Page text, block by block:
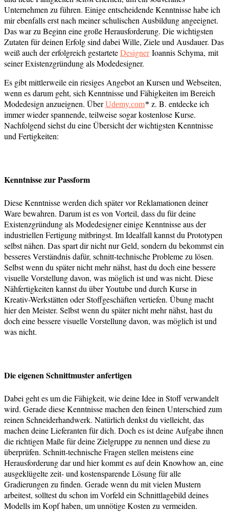
Unternehmen zu führen. Einige entscheidende Kenntnisse habe ich
mir ebenfalls erst nach meiner schulischen Ausbildung angeeignet.
Das war zu Beginn eine große Herausforderung. Die wichtigsten
Zutaten für deinen Erfolg sind dabeiWille, Ziele und Ausdauer. Das
weiß auch der erfolgreich gestarteteDesignerIoannis Schyma, mit
seiner Existenzgründung als Modedesigner.
Es gibt mittlerweile ein riesiges Angebot an Kursen und Webseiten,
wenn es darum geht, sich Kenntnisse und Fähigkeiten im Bereich
Modedesign anzueignen. ÜberUdemy.com* z. B. entdecke ich
immer wieder spannende, teilweise sogar kostenlose Kurse.
Nachfolgend siehst du eine Übersicht der wichtigsten Kenntnisse
und Fertigkeiten:
Kenntnisse zur Passform
Diese Kenntnisse werden dich später vor Reklamationen deiner
Ware bewahren. Darum ist es von Vorteil, dass du für deine
Existenzgründung als Modedesigner einige Kenntnisse aus der
industriellen Fertigung mitbringst. Im Idealfall kannst du Prototypen
selbst nähen. Das spart dir nicht nur Geld, sondern du bekommst ein
besseres Verständnis dafür, schnitt-technische Probleme zu lösen.
Selbst wenn du später nicht mehr nähst, hast du doch eine bessere
visuelle Vorstellung davon, was möglich ist und was nicht. Diese
Nähfertigkeiten kannst du über Youtube und durch Kurse in
Kreativ-Werkstätten oder Stoffgeschäften vertiefen. Übung macht
hier den Meister. Selbst wenn du später nicht mehr nähst, hast du
doch eine bessere visuelle Vorstellung davon, was möglich ist und
was nicht.
Die eigenen Schnittmuster anfertigen
Dabei geht es um die Fähigkeit, wie deine Idee in Stoff verwandelt
wird. Gerade diese Kenntnisse machen den feinen Unterschied zum
reinen Schneiderhandwerk. Natürlich denkst du vielleicht, das
machen deine Lieferanten für dich. Doch es ist deine Aufgabe ihnen
die richtigen Maße für deine Zielgruppe zu nennen und diese zu
überprüfen. Schnitt-technische Fragen stellen meistens eine
Herausforderung dar und hier kommt es auf dein Knowhow an, eine
ausgeklügelte zeit- und kostensparende Lösung für alle
Gradierungen zu finden. Gerade wenn du mit vielen Mustern
arbeitest, solltest du schon im Vorfeld ein Schnittlagebild deines
Modells im Kopf haben, um unnötige Kosten zu vermeiden.